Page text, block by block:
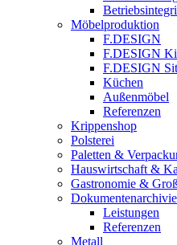
Möbelproduktion
F.DESIGN
F.DESIGN
F.DESIGN
Küchen
Außenmöbel
Referenzen
Krippenshop
Polsterei
Paletten &
Hauswirtschaft &
Gastronomie &
Leistungen
Referenzen
Metall